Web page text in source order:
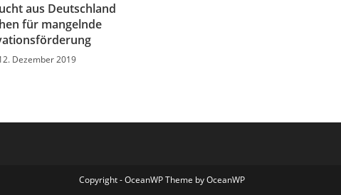
aus Deutschland
für mangelnde
Dezember 2019
Copyright - OceanWP Theme by OceanWP